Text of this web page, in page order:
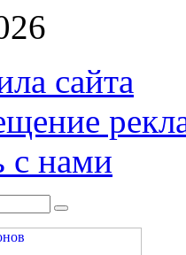
сайта
с нами